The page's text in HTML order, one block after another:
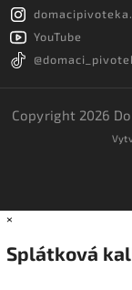
YouTube
Copyright 2026
×
Splátková